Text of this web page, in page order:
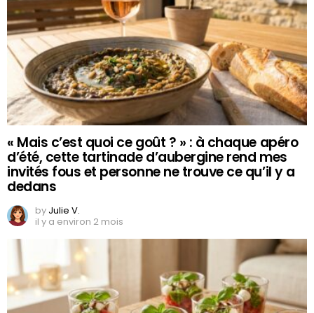
« Mais c’est quoi ce goût ? » : à chaque apéro
d’été, cette tartinade d’aubergine rend mes
invités fous et personne ne trouve ce qu’il y a
dedans
by Julie V.
il y a environ 2 mois